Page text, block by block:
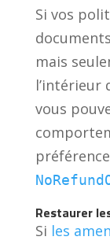
Si vos
mais
l’intérieur
vous
préférence
Restaurer
Si les